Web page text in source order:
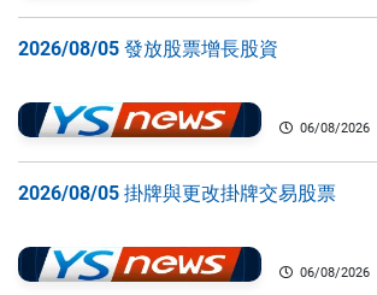
2026/08/05 發放股票增長股資
06/08/2026
2026/08/05 掛牌與更改掛牌交易股票
06/08/2026